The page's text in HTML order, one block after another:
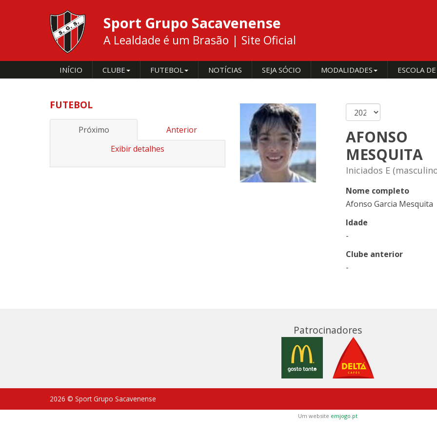
Sport Grupo Sacavenense
A Lealdade é um Brasão | Site Oficial
INÍCIO CLUBE FUTEBOL NOTÍCIAS SEJA SÓCIO MODALIDADES ESCOLA
FUTEBOL
Próximo
Anterior
Exibir detalhes
AFONSO
MESQUITA
Iniciados E
Nome completo
Afonso Garcia Mesquita
Idade
-
Clube anterior
-
Patrocinadores
2026 © Sport Grupo Sacavenense
Um website emjogo.pt